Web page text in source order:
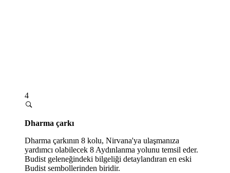
4
Dharma çarkı
Dharma çarkının 8 kolu, Nirvana'ya ulaşmanıza
yardımcı olabilecek 8 Aydınlanma yolunu temsil eder.
Budist geleneğindeki bilgeliği detaylandıran en eski
Budist sembollerinden biridir.